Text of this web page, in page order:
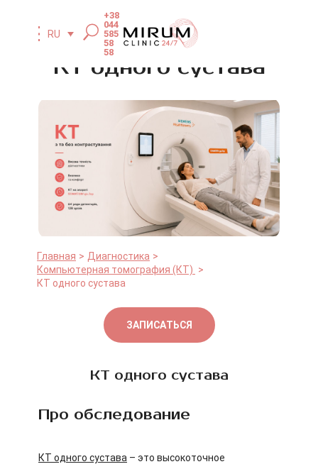
RU
+38
044
585
58
58
КТ одного сустава
Главная
Диагностика
Компьютерная томография (КТ)
КТ одного сустава
ЗАПИСАТЬСЯ
КТ одного сустава
Про обследование
КТ одного сустава – это высокоточное